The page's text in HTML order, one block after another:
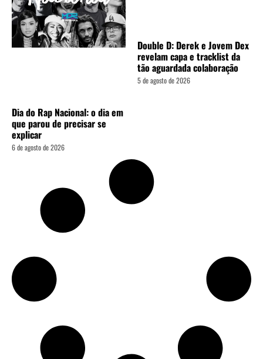
Dia do Rap Nacional: o dia em
que parou de precisar se
explicar
6 de agosto de 2026
Double D: Derek e Jovem Dex
revelam capa e tracklist da
tão aguardada colaboração
5 de agosto de 2026